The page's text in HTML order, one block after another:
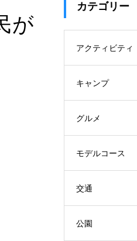
が
カテゴリー
アクティビティ
キャンプ
グルメ
モデルコース
交通
公園